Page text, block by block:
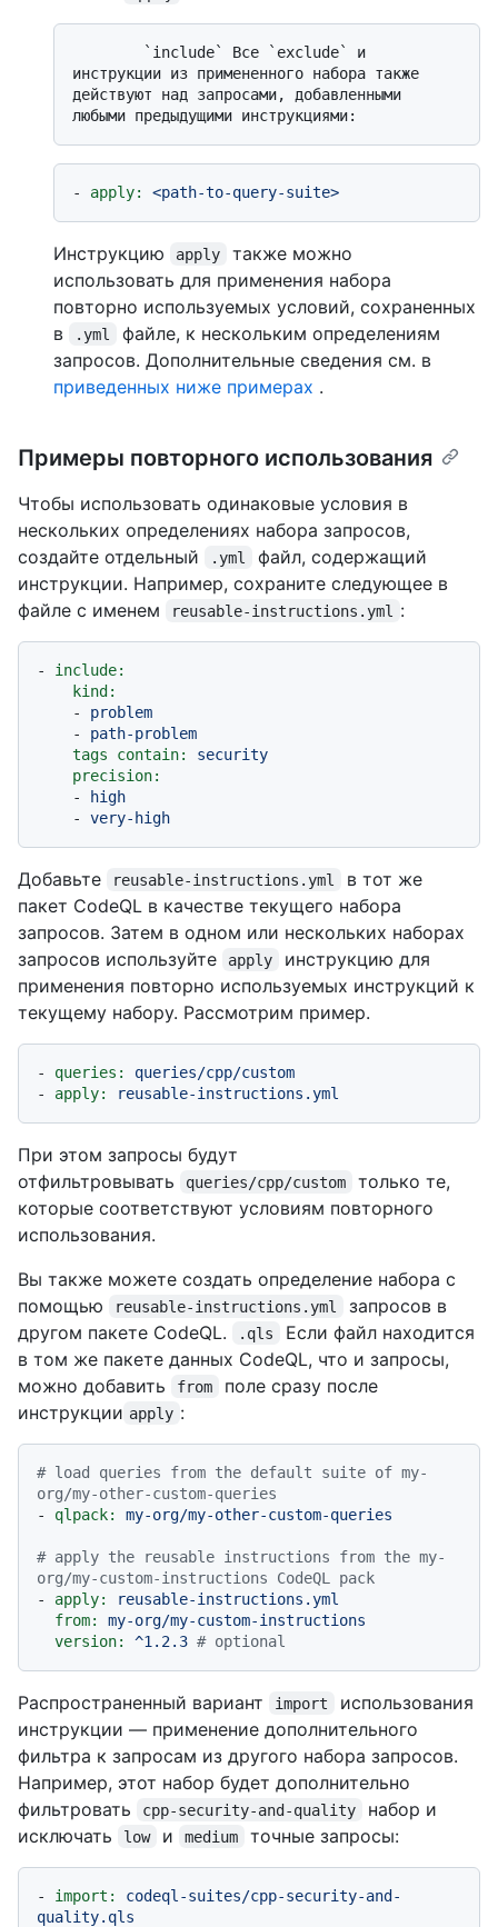
инструкции из примененного набора также
действуют над запросами, добавленными
- apply: <path-to-query-suite>
Инструкцию apply
также можно
использовать для применения набора
повторно используемых условий, сохраненных
в
.yml
файле, к нескольким определениям
запросов. Дополнительные сведения см. в
приведенных ниже примерах .
Примеры повторного использования
Чтобы использовать одинаковые условия в
нескольких определениях набора запросов,
создайте отдельный
.yml
файл, содержащий
инструкции. Например, сохраните следующее в
файле с именем
reusable-instructions.yml :
-
include:
kind:
-
problem
-
path-problem
tags contain:
security
precision:
-
high
-
very-high
Добавьте reusable-instructions.yml
в тот же
пакет CodeQL в качестве текущего набора
запросов. Затем в одном или нескольких наборах
запросов используйте
apply
инструкцию для
применения повторно используемых инструкций к
текущему набору. Рассмотрим пример.
- queries:
queries/cpp/custom
-
apply: reusable-instructions.yml
При этом запросы будут
отфильтровывать
queries/cpp/custom
только те,
которые соответствуют условиям повторного
использования.
Вы также можете создать определение набора с
помощью
reusable-instructions.yml
запросов в
другом пакете CodeQL.
.qls
Если файл находится
в том же пакете данных CodeQL, что и запросы,
можно добавить
from
поле сразу после
инструкции apply :
# load queries from the default suite of my-
org/my-other-custom-queries
-
qlpack: my-org/my-other-custom-queries
# apply the reusable instructions from the my-
org/my-custom-instructions CodeQL pack
-
apply:
reusable-instructions.yml
from:
my-org/my-custom-instructions
version:
^1.2.3 # optional
Распространенный вариант import
использования
инструкции — применение дополнительного
фильтра к запросам из другого набора запросов.
Например, этот набор будет дополнительно
фильтровать
cpp-security-and-quality
набор и
исключать
low и medium точные запросы:
- import:
codeql-suites/cpp-security-and-
quality.qls